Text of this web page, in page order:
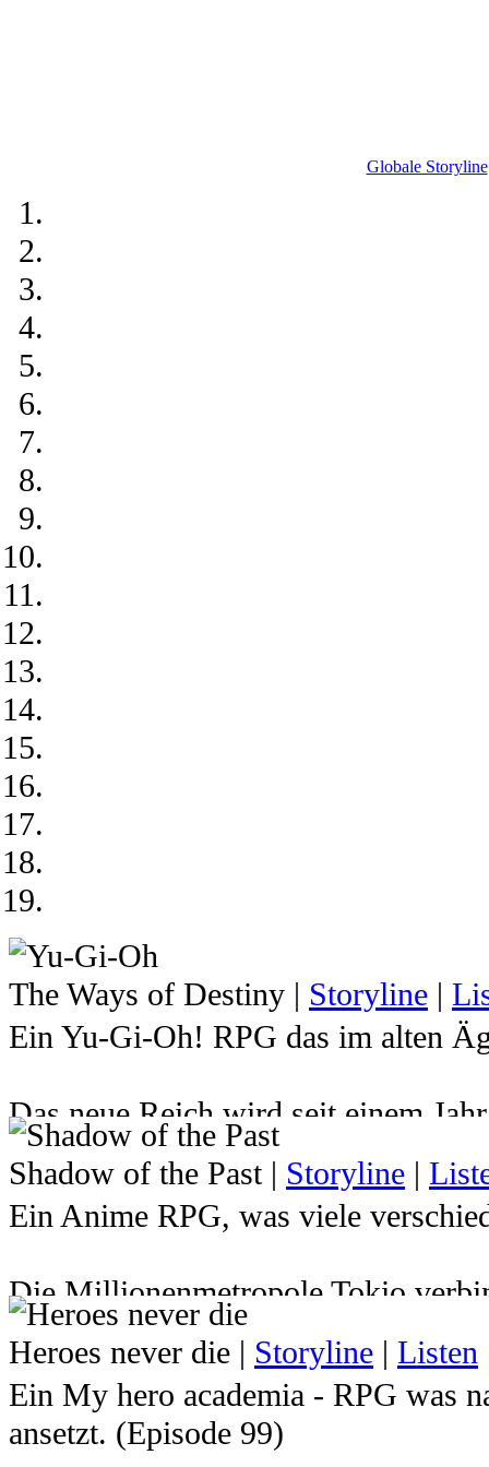
Globale Storyline
The Ways of Destiny | Storyline |
Ein Yu-Gi-Oh! RPG das im alten
Das neue Reich wird seit einem
Atemu den Herrscher über das
hat. Dadurch wurde der junge
Milleniumspuzzles gesperrt und
Jahren von Atemu verabschieden
ewigen Ruhe gerissen um die Welt
braucht er seine Freunde, die ihm
wird er auch einige überraschende
Kommst du nach Ägypten und
Shadow of the Past| Storyline |
Ein Anime RPG, was viele
Die Millionenmetropole Tokio
kurzem vielleicht noch gar nichts
herrschen wie die Gerechtigkeit in
Straßennetzen. Immer in stetem
Diebe, Schüler, Detektive,
Heroes never die | Storyline | Listen
Ein My hero academia - RPG was
ansetzt. (Episode 99)